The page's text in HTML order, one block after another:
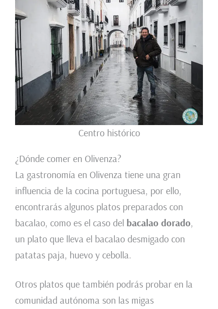
Centro histórico
¿Dónde comer en Olivenza?
La gastronomía en Olivenza tiene una gran
influencia de la cocina portuguesa, por ello,
encontrarás algunos platos preparados con
bacalao, como es el caso del bacalao dorado,
un plato que lleva el bacalao desmigado con
patatas paja, huevo y cebolla.
Otros platos que también podrás probar en la
comunidad autónoma son las migas